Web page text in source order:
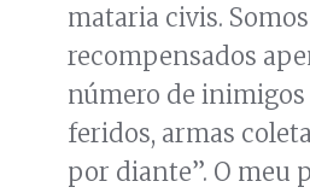
mataria civis. Somos
recompensados
número de
feridos, armas
por diante”. O meu